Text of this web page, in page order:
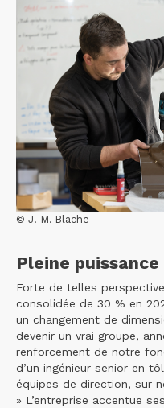
© J.-M. Blache
Pleine
Forte de telles
consolidée de 30 % en
un changement de
devenir un vrai groupe,
renforcement de notre
d’un ingénieur senior en
équipes de direction, sur
» L’entreprise accentue